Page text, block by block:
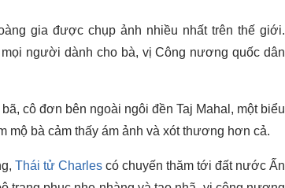
gia được chụp ảnh nhiều nhất trên thế giới.
người dành cho bà, vị Công nương quốc dân
cô đơn bên ngoài ngôi đền Taj Mahal, một biểu
bà cảm thấy ám ảnh và xót thương hơn cả.
Thái tử Charlescó chuyến thăm tới đất nước Ấn